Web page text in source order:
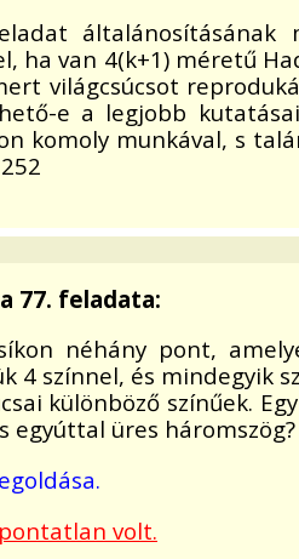
általánosításának
ha van 4(k+1) méretű
világcsúcsot
e a legjobb
komoly munkával, s
77. feladata:
néhány pont,
4 színnel, és mindegyik
különböző színűek.
egyúttal üres háromszög?
volt.